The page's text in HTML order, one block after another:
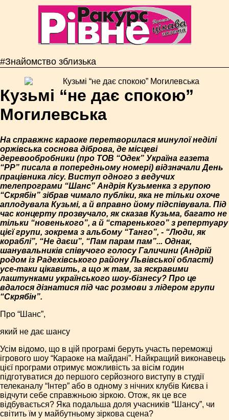
#Знайомство зблизька
Кузьмі “не дає спокою”
Могилевська
На справжнє караоке перетворилася минулої неділі
оржівська соснова діброва, де місцеві
деревообробники (про ТОВ “Одек” Україна газета
“РР” писала в попередньому номері) відзначали День
працівника лісу. Виступ одного з ведучих
телепрограми “Шанс” Андрія Кузьменка з групою
“Скрябін” зібрав чимало публіки, яка не тільки охоче
аплодувала Кузьмі, а й вправно йому підспівувала. Під
час концерту прозвучало, як сказав Кузьма, багато не
тільки “новенького”, а й “старенького” з репертуару
цієї групи, зокрема з альбому “Танго”, - “Люди, як
кораблі”, “Не даєш”, “Пам парам пам”... Однак,
шанувальників співучого голосу Галичини (Андрій
родом із Радехівського району Львівської області)
усе-таки цікавить, а що ж там, за яскравими
лаштунками українського шоу-бізнесу? Про це
вдалося дізнатися під час розмови з лідером групи
“Скрябін”.
Про “Шанс”,
який не дає шансу
Усім відомо, що в цій програмі беруть участь переможці
ігрового шоу “Караоке на майдані”. Найкращий виконавець
цієї програми отримує можливість за вісім годин
підготуватися до першого серйозного виступу в студії
телеканалу “Інтер” або в одному з нічних клубів Києва і
відчути себе справжньою зіркою. Отож, як це все
відбувається? Яка подальша доля учасників “Шансу”, чи
світить їм у майбутньому зіркова сцена?